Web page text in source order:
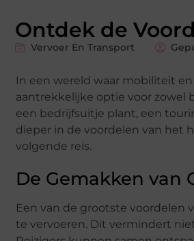
Ontdek de
Vervoer En Transport
In een wereld waar mobiliteit
aantrekkelijke optie voor zowel
een bedrijfsuitje plant, een
dieper in de voordelen van het
volgende reis.
De Gemakken van
Een van de grootste voordelen
te vervoeren. Dit vermindert